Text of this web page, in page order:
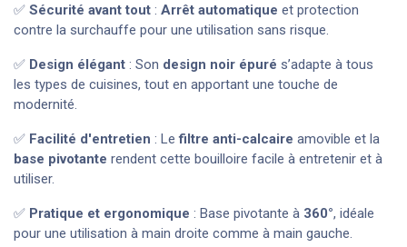
✅ Sécurité avant tout : Arrêt automatique et protection
contre la surchauffe pour une utilisation sans risque.
✅ Design élégant : Son design noir épuré s’adapte à tous
les types de cuisines, tout en apportant une touche de
modernité.
✅ Facilité d'entretien : Lefiltre anti-calcaire amovible et la
base pivotante rendent cette bouilloire facile à entretenir et à
utiliser.
✅ Pratique et ergonomique : Base pivotante à 360°, idéale
pour une utilisation à main droite comme à main gauche.